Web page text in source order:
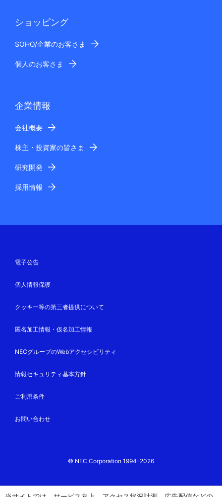
ショッピング
SOHO/企業のお客さま
個人のお客さま
企業情報
会社概要
株主・投資家の皆さま
研究開発
採用情報
電子公告
個人情報保護
クッキー等の第三者提供について
匿名加工情報・仮名加工情報
NECグループのWebアクセシビリティ
情報セキュリティ基本方針
ご利用条件
お問い合わせ
© NEC Corporation 1994-2026